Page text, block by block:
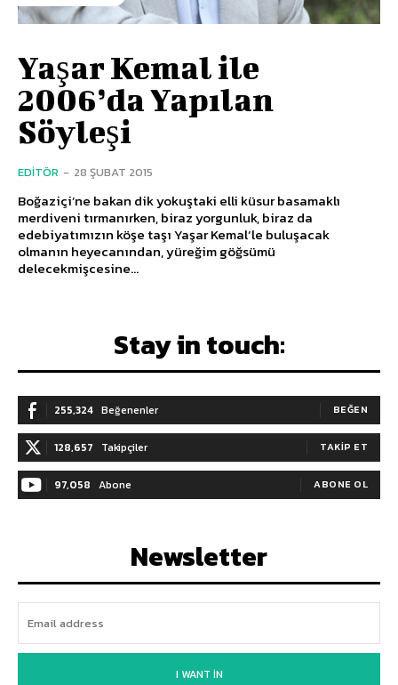
Yaşar Kemal ile
2006’da Yapılan
Söyleşi
EDITÖR - 28 ŞUBAT 2015
Boğaziçi’ne bakan dik yokuştaki elli küsur basamaklı
merdiveni tırmanırken, biraz yorgunluk, biraz da
edebiyatımızın köşe taşı Yaşar Kemal’le buluşacak
olmanın heyecanından, yüreğim göğsümü
delecekmişcesine...
Stay in touch:
255,324 Beğenenler BEĞEN
128,657 Takipçiler TAKIP ET
97,058 Abone ABONE OL
Newsletter
I WANT IN